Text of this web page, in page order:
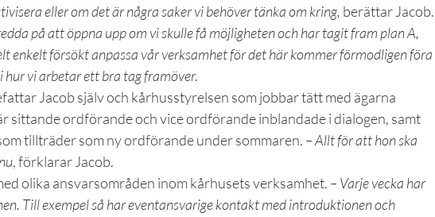
eller om det är några saker vi behöver tänka om kring, berättar Jacob.
på att öppna upp om vi skulle få möjligheten och har tagit fram plan A,
enkelt försökt anpassa vår verksamhet för det här kommer förmodligen föra
hur vi arbetar ett bra tag framöver.
Jacob själv och kårhusstyrelsen som jobbar tätt med ägarna
sittande ordförande och vice ordförande inblandade i dialogen, samt
tillträder som ny ordförande under sommaren. – Allt för att hon ska
, förklarar Jacob.
olika ansvarsområden inom kårhusets verksamhet. – Varje vecka har
Till exempel så har eventansvarige kontakt med introduktionen och